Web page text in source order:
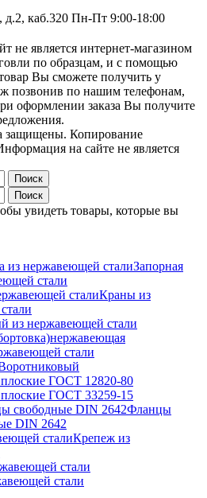
д.2, каб.320 Пн-Пт 9:00-18:00
является интернет-магазином
по образцам, и с помощью
Вы сможете получить у
позвонив по нашим телефонам,
оформлении заказа Вы получите
защищены. Копирование
на сайте не является
Поиск
Поиск
увидеть товары, которые вы
Запорная
стали
Краны из
из нержавеющей стали
стали
ГОСТ 12820-80
ГОСТ 33259-15
Фланцы
DIN 2642
Крепеж из
стали
стали